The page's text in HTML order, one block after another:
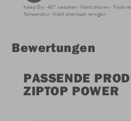
Keep Dry 40° waschen Nicht chloren
Temperatur Nicht chemisch reinigen
Bewertungen
PASSENDE
ZIPTOP POWER